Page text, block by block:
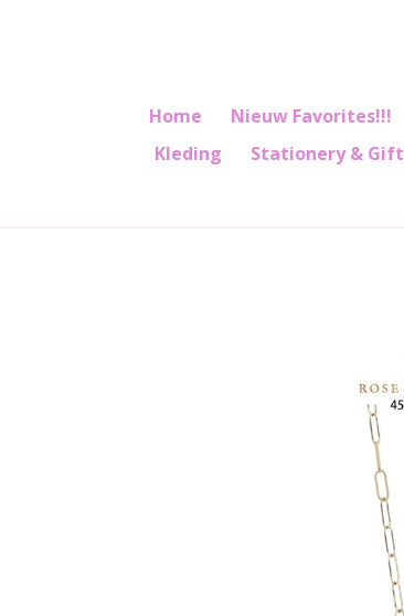
Home Nieuw Favorites!!!
Kleding
Stationery & Gift